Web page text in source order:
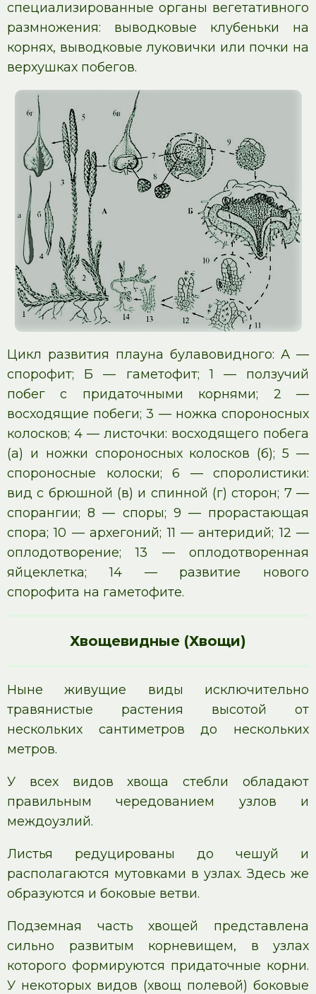
специализированные органы вегетативного
размножения: выводковые клубеньки на
корнях, выводковые луковички или почки на
верхушках побегов.
Цикл развития плауна булавовидного: А —
спорофит; Б — гаметофит; 1 — ползучий
побег с придаточными корнями; 2 —
восходящие побеги; 3 — ножка спороносных
колосков; 4 — листочки: восходящего побега
(а) и ножки спороносных колосков (б); 5 —
спороносные колоски; 6 — споролистики:
вид с брюшной (в) и спинной (г) сторон; 7 —
спорангии; 8 — споры; 9 — прорастающая
спора; 10 — архегоний; 11 — антеридий; 12 —
оплодотворение; 13 — оплодотворенная
яйцеклетка; 14 — развитие нового
спорофита на гаметофите.
Хвощевидные (Хвощи)
Ныне живущие виды исключительно
травянистые растения высотой от
нескольких сантиметров до нескольких
метров.
У всех видов хвоща стебли обладают
правильным чередованием узлов и
междоузлий.
Листья редуцированы до чешуй и
располагаются мутовками в узлах. Здесь же
образуются и боковые ветви.
Подземная часть хвощей представлена
сильно развитым корневищем, в узлах
которого формируются придаточные корни.
У некоторых видов (хвощ полевой) боковые